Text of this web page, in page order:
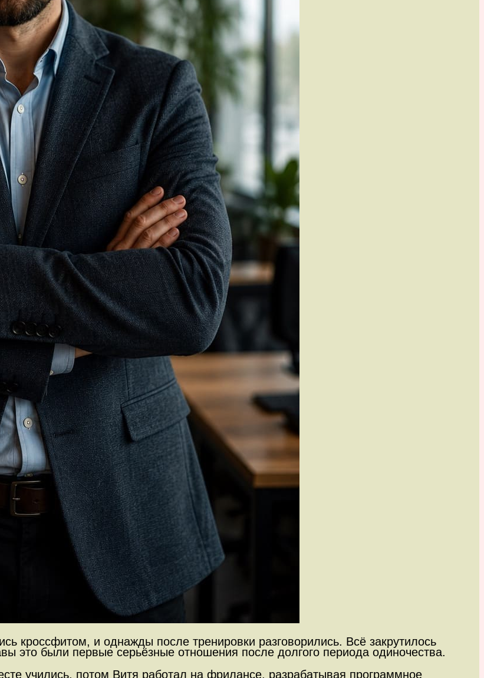
кроссфитом, и однажды после тренировки разговорились. Всё закрутилось
это были первые серьёзные отношения после долгого периода одиночества.
учились, потом Витя работал на фрилансе, разрабатывая программное